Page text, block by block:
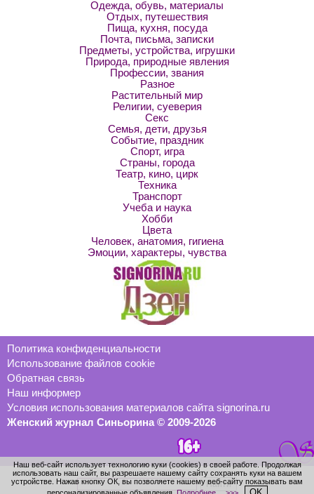
Одежда, обувь, материалы
Отдых, путешествия
Пища, кухня, посуда
Почта, письма, записки
Предметы, устройства, игрушки
Природа, природные явления
Профессии, звания
Разное
Растительный мир
Религии, суеверия
Секс
Семья, дети, друзья
Событие, праздник
Спорт, игра
Страны, города
Театр, кино, цирк
Техника
Транспорт
Учеба и наука
Хобби
Цвета
Человек, анатомия, гигиена
Эмоции, характеры, чувства
Политика конфиденциальности
Использование файлов cookie
Обратная связь
Наш информер
Условия использования материалов сайта signorina.ru
Женский журнал Синьорина © 2009-2026
Наш веб-сайт использует технологию куки (cookies) в своей работе. Продолжая
использовать наш сайт, вы разрешаете нашему сайту сохранять куки на вашем
устройстве. Нажав кнопку ОК, вы позволяете нашему веб-сайту показывать вам